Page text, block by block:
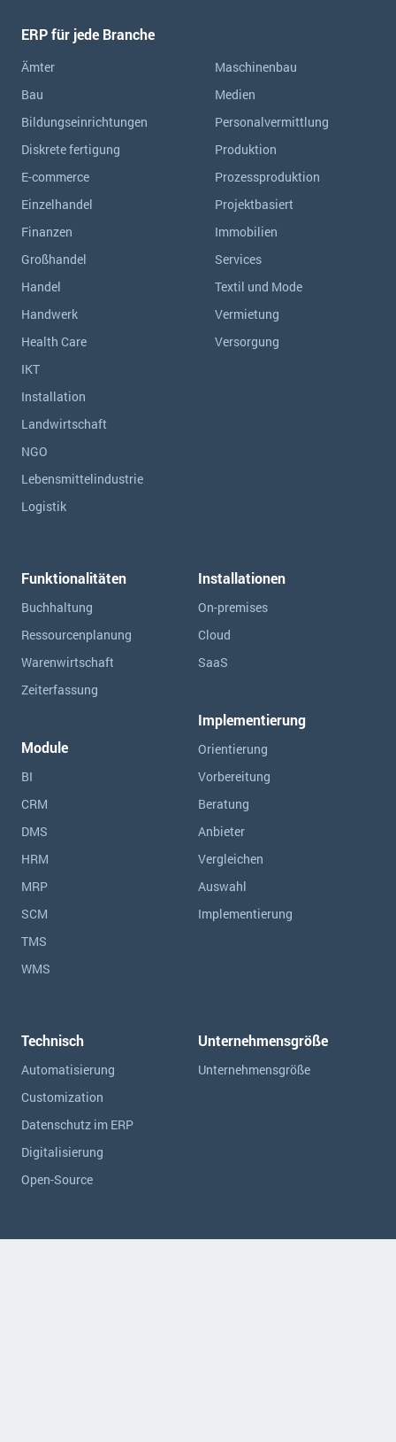
ERP für jede Branche
Ämter
Bau
Bildungseinrichtungen
Diskrete fertigung
E-commerce
Einzelhandel
Finanzen
Großhandel
Handel
Handwerk
Health Care
IKT
Installation
Landwirtschaft
NGO
Lebensmittelindustrie
Logistik
Maschinenbau
Medien
Personalvermittlung
Produktion
Prozessproduktion
Projektbasiert
Immobilien
Services
Textil und Mode
Vermietung
Versorgung
Funktionalitäten
Buchhaltung
Ressourcen­planung
Warenwirtschaft
Zeiterfassung
Module
BI
CRM
DMS
HRM
MRP
SCM
TMS
WMS
Installationen
On-premises
Cloud
SaaS
Implementierung
Orientierung
Vorbereitung
Beratung
Anbieter
Vergleichen
Auswahl
Implementierung
Technisch
Automatisierung
Customization
Datenschutz im ERP
Digitalisierung
Open-Source
Unternehmensgröße
Unternehmensgröße